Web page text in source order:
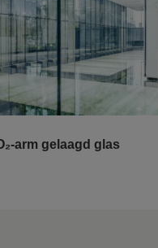
arm gelaagd glas